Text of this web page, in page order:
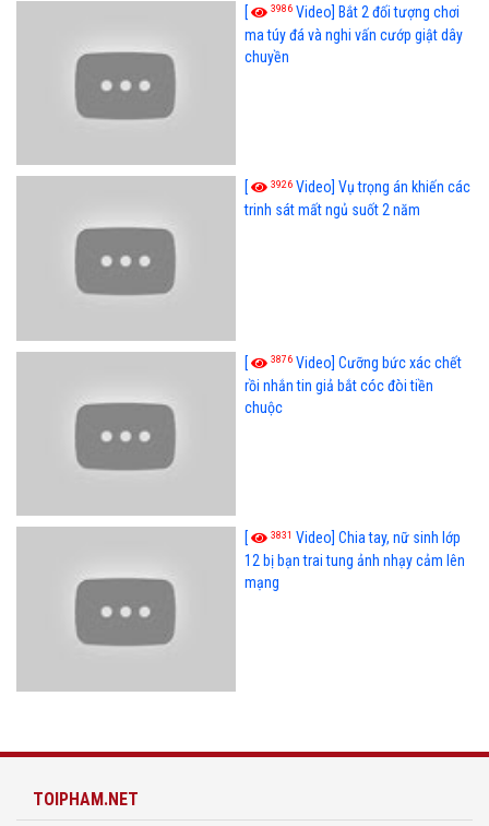
[ 3986 Video] Bắt 2 đối tượng chơi
ma túy đá và nghi vấn cướp giật dây
chuyền
[ 3926 Video] Vụ trọng án khiến các
trinh sát mất ngủ suốt 2 năm
[ 3876 Video] Cưỡng bức xác chết
rồi nhắn tin giả bắt cóc đòi tiền
chuộc
[ 3831 Video] Chia tay, nữ sinh lớp
12 bị bạn trai tung ảnh nhạy cảm lên
mạng
TOIPHAM.NET